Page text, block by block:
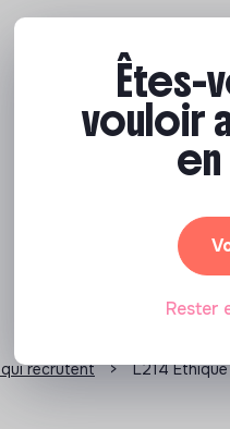
recrutent > L214
Êtes-
vouloir
en
Rester